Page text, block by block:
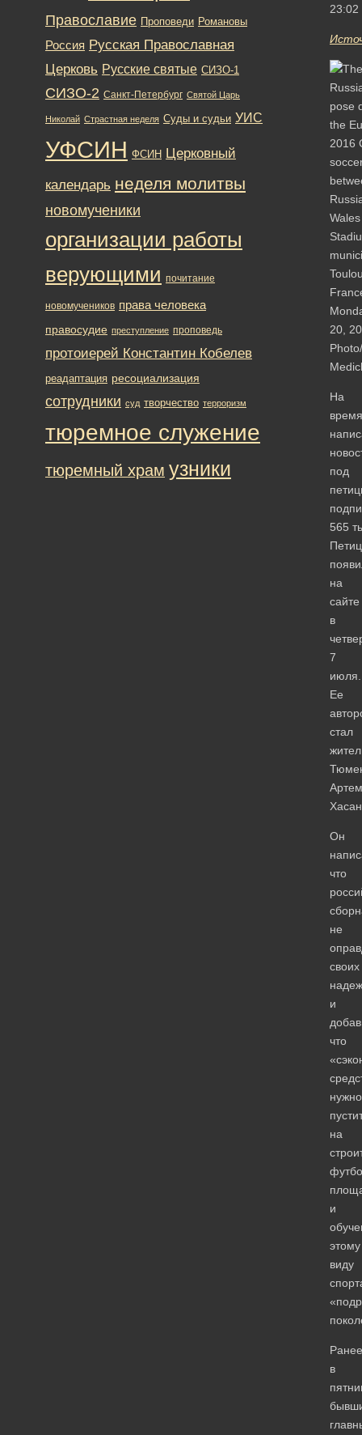
23:02
На
время
под
565
на
сайте
в
7
июля.
Ее
стал
Артем
Он
что
не
своих
и
что
нужно
на
и
этому
виду
Ранее
в
Православие Проповеди Романовы
Россия Русская Православная
Церковь Русские святые СИЗО-1
СИЗО-2 Санкт-Петербург Святой Царь
Николай Страстная неделя Суды и судьи УИС
УФСИН ФСИН Церковный
календарь неделя молитвы
новомученики
организации работы
верующими почитание
новомучеников права человека
правосудие преступление проповедь
протоиерей Константин Кобелев
реадаптация ресоциализация
сотрудники суд творчество терроризм
тюремное служение
тюремный храм узники